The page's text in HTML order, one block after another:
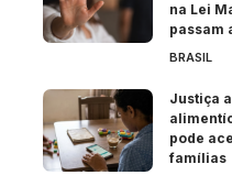
na Lei
passam
BRASIL
Justiça
pode
famílias